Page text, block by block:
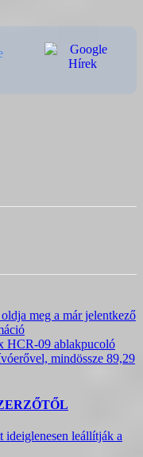
meg a már jelentkező
HCR-09 ablakpucoló
mindössze 89,29